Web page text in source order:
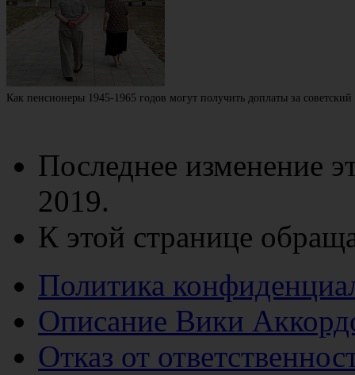
Как пенсионеры 1945-1965 годов могут получить доплаты за советский
Последнее изменение
2019.
К этой странице
Политика
Описание Вики
Отказ от